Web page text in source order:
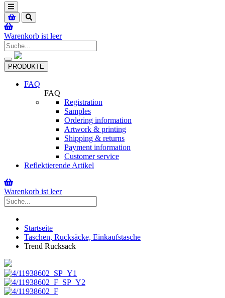
Toggle
navigation
Warenkorb ist leer
Toggle
navigation
PRODUKTE
FAQ
FAQ
Registration
Samples
Ordering information
Artwork & printing
Shipping & returns
Payment information
Customer service
Reflektierende Artikel
Warenkorb ist leer
Startseite
Taschen, Rucksäcke, Einkaufstasche
Trend Rucksack